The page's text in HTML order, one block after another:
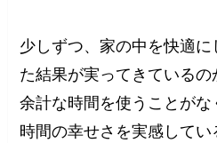
少しずつ、家の中を快適
た結果が実ってきているの
余計な時間を使うことが
時間の幸せさを実感してい